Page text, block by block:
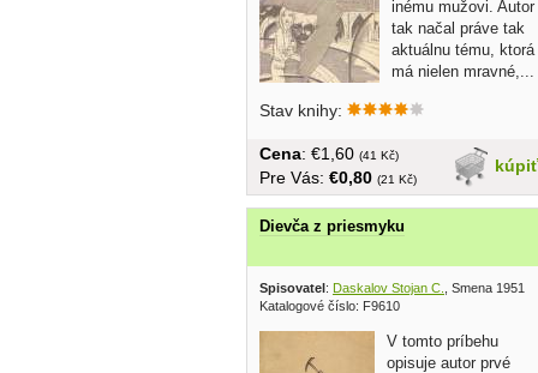
inému mužovi. Autor
tak načal práve tak
aktuálnu tému, ktorá
má nielen mravné,...
Stav knihy:
kúpiť
Cena: €1,60 (41 Kč)
Pre Vás: €0,80 (21 Kč)
Dievča z priesmyku
Spisovatel: Daskalov Stojan C.
, Smena 1951
Katalogové číslo: F9610
V tomto príbehu
opisuje autor prvé